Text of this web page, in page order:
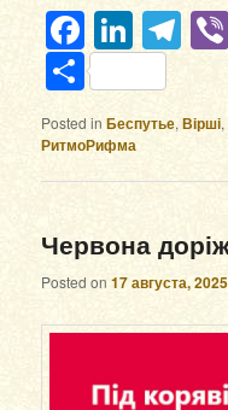
Posted in Беспутье,Вірші,
РитмоРифма
Червона
Posted on17 августа, 2025